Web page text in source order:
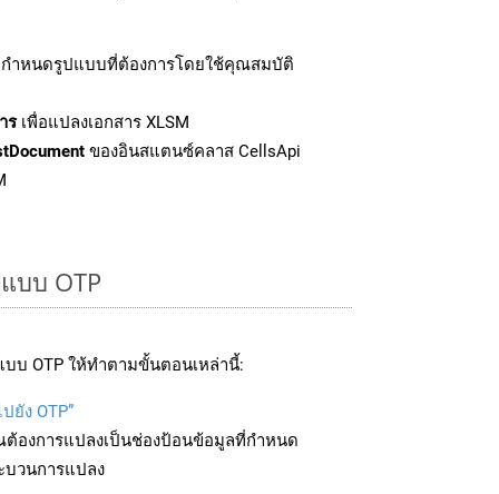
ำหนดรูปแบบที่ต้องการโดยใช้คุณสมบัติ
รเพื่อแปลงเอกสาร XLSM
ของอินสแตนซ์คลาส CellsApi
บบ OTP
บบ OTP ให้ทำตามขั้นตอนเหล่านี้:
ยัง OTP”
องการแปลงเป็นช่องป้อนข้อมูลที่กำหนด
บวนการแปลง